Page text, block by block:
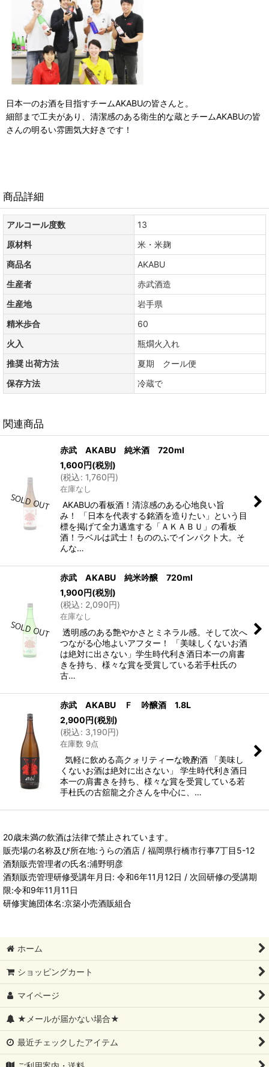
日本一のお酒を目指すチームAKABUの皆さんと。
細部まで工夫があり、清潔感のある衛生的な蔵とチームAKABUの皆
さんの明るい雰囲気大好きです！
商品詳細
アルコール度数
13
原材料
米・米麹
商品名
AKABU
生産者
赤武酒造
生産地
岩手県
精米歩合
60
火入
瓶燗火入れ
推奨 出荷方法
夏期 クール便
保存方法
冷蔵で
関連商品
赤武 AKABU 純米酒 720ml
1,600円(税別)
(税込: 1,760円)
在庫なし
AKABUの看板酒！清涼感のある心地良い旨
み！ 「日本を代表する銘酒を造りたい」という目
標を掲げて全力邁進する「ＡＫＡＢＵ」の看板
酒！ラベルは武士！もののふでインパクト大。そ
んな…
赤武 AKABU 純米吟醸 720ml
1,900円(税別)
(税込: 2,090円)
在庫なし
透明感のある艶やかさとミネラル感。そして次へ
つながる心地よいアフター！ 「美味しくないお酒
は絶対に出さない」学生時代利き酒日本一の肩書
きを持ち、様々な賞を受賞している若手杜氏の
古…
赤武 AKABU Ｆ 吟醸酒 1.8L
2,900円(税別)
(税込: 3,190円)
在庫数 9点
気軽に飲める高クォリティーな晩酌酒 「美味し
くないお酒は絶対に出さない」 学生時代利き酒日
本一の肩書きを持ち、様々な賞を受賞している若
手杜氏の古舘龍之介さんを中心に、…
20歳未満の飲酒は法律で禁止されています。
販売場の名称及び所在地:うらの酒店 / 福岡県行橋市行事7丁目5-12
酒類販売管理者の氏名:浦野明彦
酒類販売管理研修受講年月日: 令和6年11月12日 / 次回研修の受講期
限:令和9年11月11日
研修実施団体名:京築小売酒販組合
ホーム
ショッピングカート
マイページ
★メールが届かない場合★
最近チェックしたアイテム